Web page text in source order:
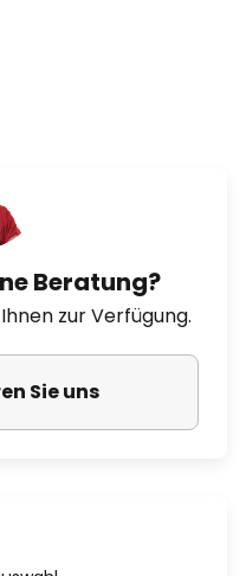
Beratung?
zur Verfügung.
Sie uns